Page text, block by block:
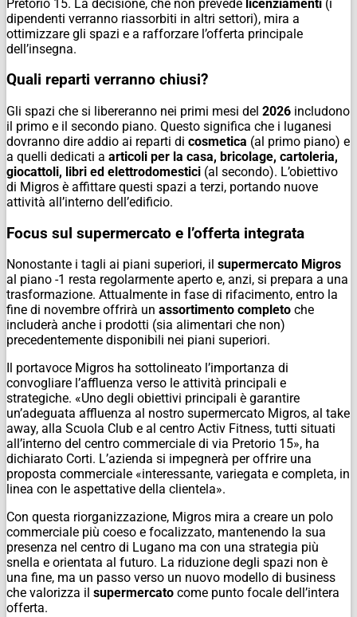
Pretorio 15. La decisione, che non prevede licenziamenti (i
dipendenti verranno riassorbiti in altri settori), mira a
ottimizzare gli spazi e a rafforzare l’offerta principale
dell’insegna.
Quali reparti verranno chiusi?
Gli spazi che si libereranno nei primi mesi del 2026 includono
il primo e il secondo piano. Questo significa che i luganesi
dovranno dire addio ai reparti di cosmetica (al primo piano) e
a quelli dedicati a articoli per la casa, bricolage, cartoleria,
giocattoli, libri ed elettrodomestici (al secondo). L’obiettivo
di Migros è affittare questi spazi a terzi, portando nuove
attività all’interno dell’edificio.
Focus sul supermercato e l’offerta integrata
Nonostante i tagli ai piani superiori, il supermercato Migros
al piano -1 resta regolarmente aperto e, anzi, si prepara a una
trasformazione. Attualmente in fase di rifacimento, entro la
fine di novembre offrirà un assortimento completo che
includerà anche i prodotti (sia alimentari che non)
precedentemente disponibili nei piani superiori.
Il portavoce Migros ha sottolineato l’importanza di
convogliare l’affluenza verso le attività principali e
strategiche. «Uno degli obiettivi principali è garantire
un’adeguata affluenza al nostro supermercato Migros, al take
away, alla Scuola Club e al centro Activ Fitness, tutti situati
all’interno del centro commerciale di via Pretorio 15», ha
dichiarato Corti. L’azienda si impegnerà per offrire una
proposta commerciale «interessante, variegata e completa, in
linea con le aspettative della clientela».
Con questa riorganizzazione, Migros mira a creare un polo
commerciale più coeso e focalizzato, mantenendo la sua
presenza nel centro di Lugano ma con una strategia più
snella e orientata al futuro. La riduzione degli spazi non è
una fine, ma un passo verso un nuovo modello di business
che valorizza il supermercato come punto focale dell’intera
offerta.